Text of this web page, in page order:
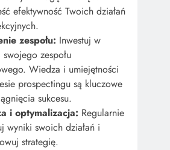
efektywność Twoich działań
zespołu: Inwestuj w
zespołu
Wiedza i umiejętności
prospectingu są kluczowe
sukcesu.
i optymalizacja: Regularnie
wyniki swoich działań i
strategię.